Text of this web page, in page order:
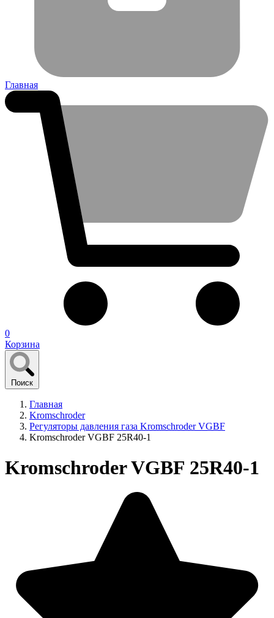
Главная
0
Корзина
Поиск
Главная
Kromschroder
Регуляторы давления газа Kromschroder VGBF
Kromschroder VGBF 25R40-1
Kromschroder VGBF 25R40-1